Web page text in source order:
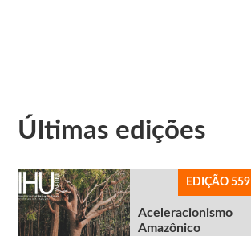
Últimas edições
EDIÇÃO 559
Aceleracionismo
Amazônico